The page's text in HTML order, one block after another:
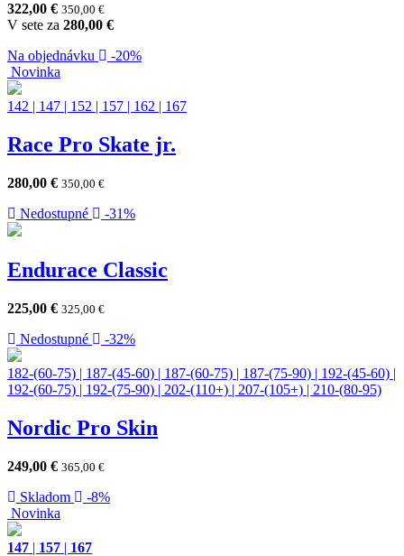
322,00 € 350,00 €
V sete za 280,00 €
Na objednávku
-20%
Novinka
142 147 152 157 162 167
Race Pro Skate jr.
280,00 € 350,00 €
Nedostupné -31%
Endurace Classic
225,00 € 325,00 €
Nedostupné -32%
182-(60-75) | 187-(45-60) | 187-(60-75) | 187-(75-90) | 192-(45-60) |
192-(60-75) | 192-(75-90) | 202-(110+) | 207-(105+) | 210-(80-95)
Nordic Pro Skin
249,00 € 365,00 €
Skladom
-8%
Novinka
147 | 157 | 167